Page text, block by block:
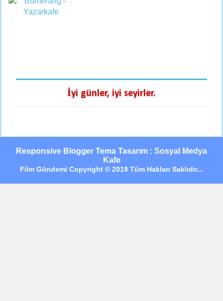
İyi günler, iyi seyirler.
Responsive Blogger Tema Tasarım : Sosyal Medya
Kafe
Film Gündemi Copyright © 2019 Tüm Hakları Saklıdır...